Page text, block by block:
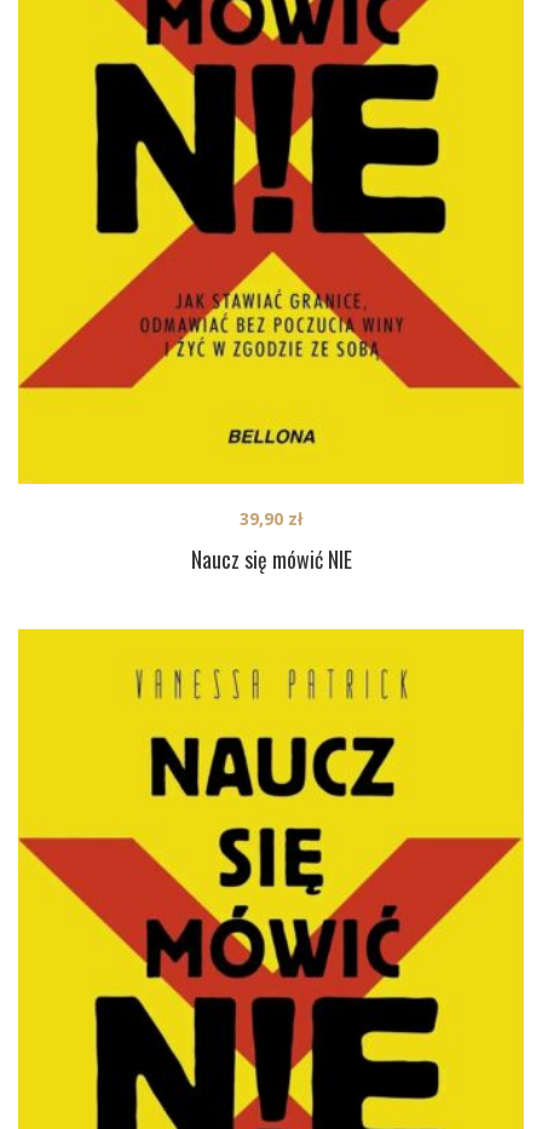
Naucz się mówić NIE
39,90 zł